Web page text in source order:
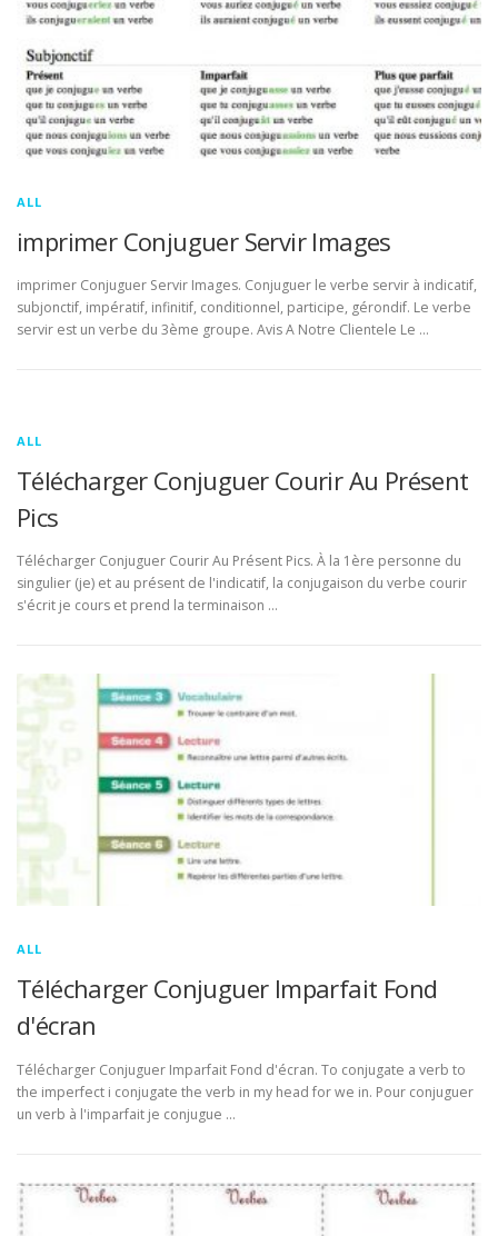
ALL
imprimer Conjuguer Servir Images
imprimer Conjuguer Servir Images. Conjuguer le verbe servir à indicatif,
subjonctif, impératif, infinitif, conditionnel, participe, gérondif. Le verbe
servir est un verbe du 3ème groupe. Avis A Notre Clientele Le …
ALL
Télécharger Conjuguer Courir Au Présent
Pics
Télécharger Conjuguer Courir Au Présent Pics. À la 1ère personne du
singulier (je) et au présent de l'indicatif, la conjugaison du verbe courir
s'écrit je cours et prend la terminaison …
ALL
Télécharger Conjuguer Imparfait Fond
d'écran
Télécharger Conjuguer Imparfait Fond d'écran. To conjugate a verb to
the imperfect i conjugate the verb in my head for we in. Pour conjuguer
un verb à l'imparfait je conjugue …